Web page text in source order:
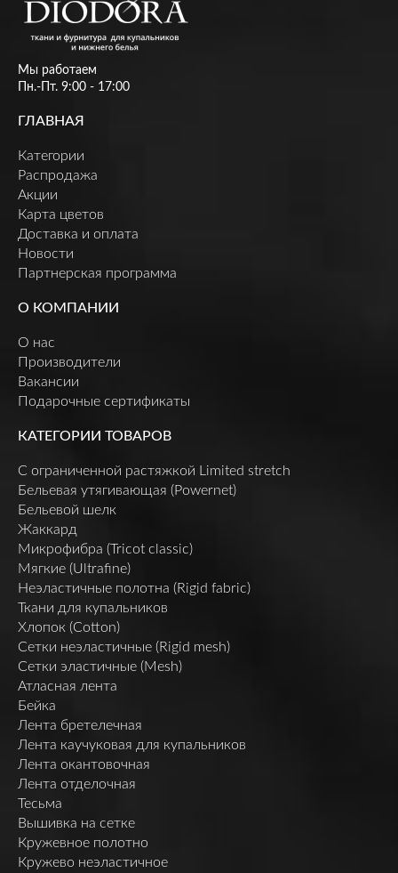
Мы работаем
Пн.-Пт. 9:00 - 17:00
ГЛАВНАЯ
Категории
Распродажа
Акции
Карта цветов
Доставка и оплата
Новости
Партнерская программа
О КОМПАНИИ
О нас
Производители
Вакансии
Подарочные сертификаты
КАТЕГОРИИ ТОВАРОВ
C ограниченной растяжкой Limited stretch
Бельевая утягивающая (Powernet)
Бельевой шелк
Жаккард
Микрофибра (Tricot classic)
Мягкие (Ultrafine)
Неэластичные полотна (Rigid fabric)
Ткани для купальников
Хлопок (Cotton)
Сетки неэластичные (Rigid mesh)
Сетки эластичные (Mesh)
Атласная лента
Бейка
Лента бретелечная
Лента каучуковая для купальников
Лента окантовочная
Лента отделочная
Тесьма
Вышивка на сетке
Кружевное полотно
Кружево неэластичное